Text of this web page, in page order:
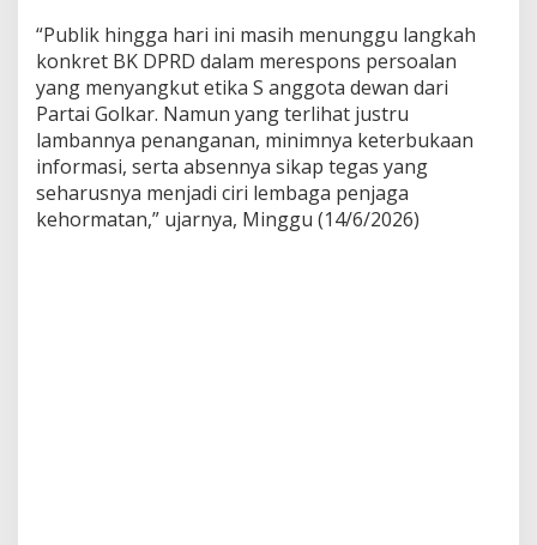
“Publik hingga hari ini masih menunggu langkah
konkret BK DPRD dalam merespons persoalan
yang menyangkut etika S anggota dewan dari
Partai Golkar. Namun yang terlihat justru
lambannya penanganan, minimnya keterbukaan
informasi, serta absennya sikap tegas yang
seharusnya menjadi ciri lembaga penjaga
kehormatan,” ujarnya, Minggu (14/6/2026)